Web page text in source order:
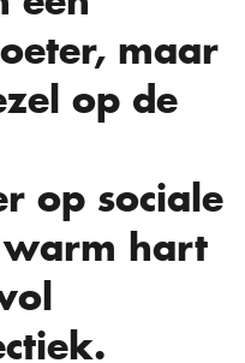
maar
op de
op sociale
warm hart